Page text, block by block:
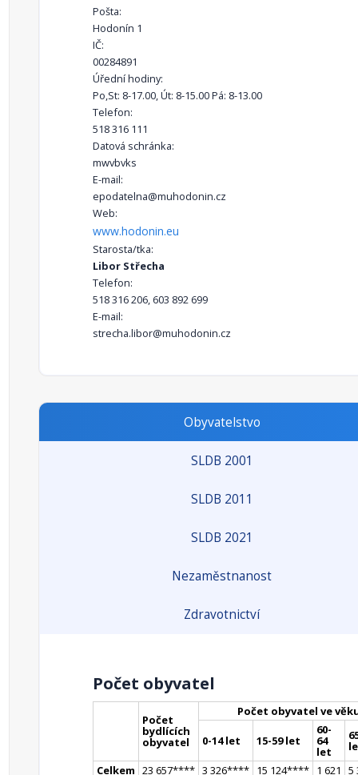
Pošta:
Hodonín 1
IČ:
00284891
Úřední hodiny:
Po,St: 8-17.00, Út: 8-15.00 Pá: 8-13.00
Telefon:
518 316 111
Datová schránka:
mwvbvks
E-mail:
epodatelna@muhodonin.cz
Web:
www.hodonin.eu
Starosta/tka:
Libor Střecha
Telefon:
518 316 206, 603 892 699
E-mail:
strecha.libor@muhodonin.cz
Obyvatelstvo
SLDB 2001
SLDB 2011
SLDB 2021
Nezaměstnanost
Zdravotnictví
Počet obyvatel
Počet
bydlících
obyvatel
Počet obyvatel ve
0-14 let 15-59 let
60-
64
let
Celkem 23 657**** 3 326**** 15 124**** 1 621 5